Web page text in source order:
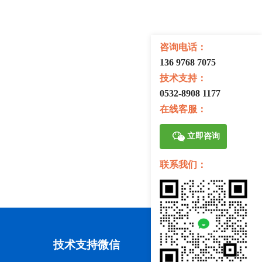
技术支持微信
咨询电话：
136 9768 7075
技术支持：
0532-8908 1177
在线客服：
立即咨询
联系我们：